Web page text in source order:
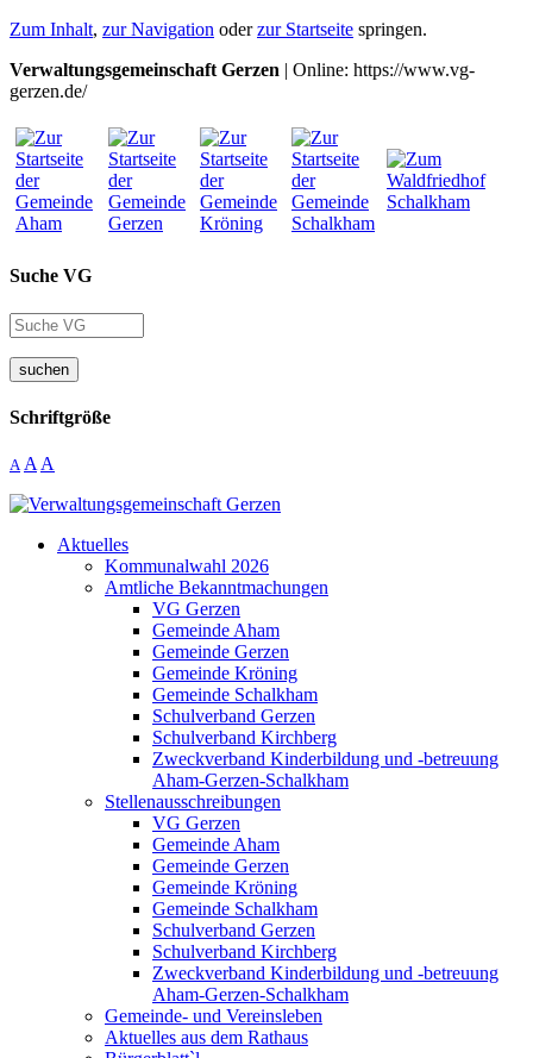
Zum Inhalt, zur Navigation oderzur Startseite springen.
Verwaltungsgemeinschaft Gerzen | Online: https://www.vg-
gerzen.de/
Suche VG
suchen
Schriftgröße
A A A
Aktuelles
Kommunalwahl 2026
Amtliche Bekanntmachungen
VG Gerzen
Gemeinde Aham
Gemeinde Gerzen
Gemeinde Kröning
Gemeinde Schalkham
Schulverband Gerzen
Schulverband Kirchberg
Zweckverband Kinderbildung und -betreuung
Aham-Gerzen-Schalkham
Stellenausschreibungen
VG Gerzen
Gemeinde Aham
Gemeinde Gerzen
Gemeinde Kröning
Gemeinde Schalkham
Schulverband Gerzen
Schulverband Kirchberg
Zweckverband Kinderbildung und -betreuung
Aham-Gerzen-Schalkham
Gemeinde- und Vereinsleben
Aktuelles aus dem Rathaus